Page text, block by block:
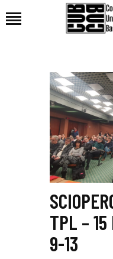
HOME
CHI SIAMO
SEDI
NEWS
PODCAST CUB
TG CUB
RASSEGNA
TPL – 15
9-13